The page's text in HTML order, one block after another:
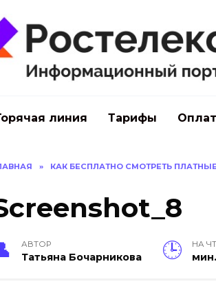
линия Тарифы
» КАК БЕСПЛАТНО СМОТРЕТЬ
АВТОР
Тать­яна Бо­чар­ни­кова
НА
мин.